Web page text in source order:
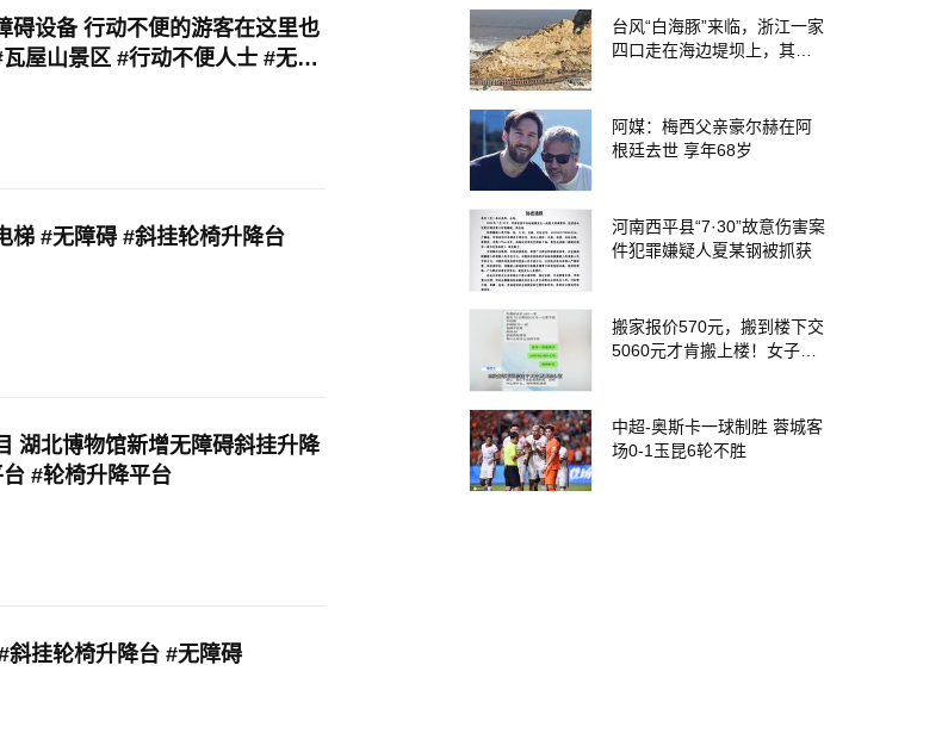
碍设备 行动不便的游客在这里也
屋山景区 #行动不便人士 #无障
梯 #无障碍 #斜挂轮椅升降台
湖北博物馆新增无障碍斜挂升降
#轮椅升降平台
斜挂轮椅升降台 #无障碍
台风“白海豚”来临，浙江一家
四口走在海边堤坝上，其中9
阿媒：梅西父亲豪尔赫在阿
根廷去世 享年68岁
河南西平县“7·30”故意伤害案
件犯罪嫌疑人夏某钢被抓获
搬家报价570元，搬到楼下交
5060元才肯搬上楼！女子傻
中超-奥斯卡一球制胜 蓉城客
场0-1玉昆6轮不胜